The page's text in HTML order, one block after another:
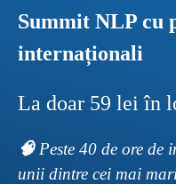
Summit NLP cu
internaționali
La doar 59 lei în
🧠 Peste 40 de ore de
unii dintre cei mai